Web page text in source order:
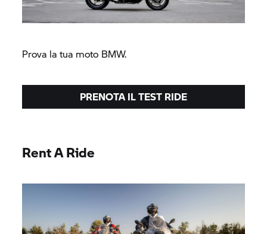
Prova la tua moto BMW.
PRENOTA IL TEST RIDE
Rent A Ride